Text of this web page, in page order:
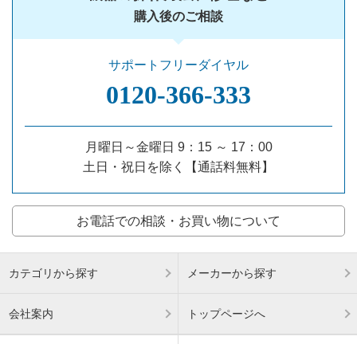
購入後のご相談
サポートフリーダイヤル
0120‐366‐333
月曜日～金曜日 9：15 ～ 17：00
土日・祝日を除く【通話料無料】
お電話での相談・お買い物について
カテゴリから探す メーカーから探す
会社案内 トップページへ